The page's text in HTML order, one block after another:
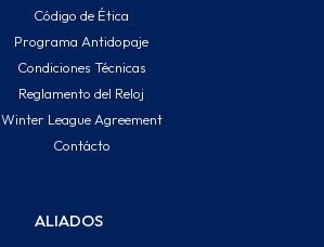
Código de Ética
Programa Antidopaje
Condiciones Técnicas
Reglamento del Reloj
Winter League Agreement
Contácto
ALIADOS